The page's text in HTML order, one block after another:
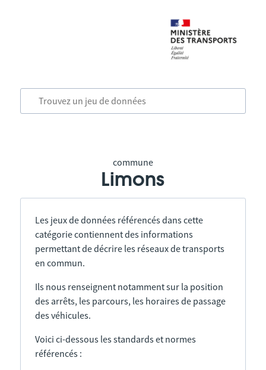
commune
Limons
Les jeux de données référencés dans cette
catégorie contiennent des informations
permettant de décrire les réseaux de transports
en commun.
Ils nous renseignent notamment sur la position
des arrêts, les parcours, les horaires de passage
des véhicules.
Voici ci-dessous les standards et normes
référencés :